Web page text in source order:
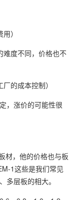
）
难度不同，价格也不
的成本控制）
，涨价的可能性很
材，他的价格也与板
1这些是我们常见
多层板的相大。